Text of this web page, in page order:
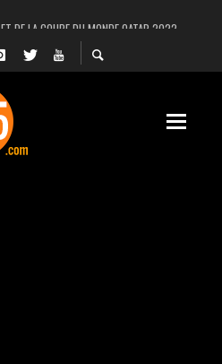
DE LA COUPE DU MONDE QATAR 2022
HORS SERVICE! EST-CE UNE CYBER-
PLANÈTE MARS EN ULTRA-HAUTE DÉFINITION
PREMIER VOL HABITÉ DE SPACEX
EL ABIDINE BEN ALI, SERA-T-IL ENTERRÉ EN